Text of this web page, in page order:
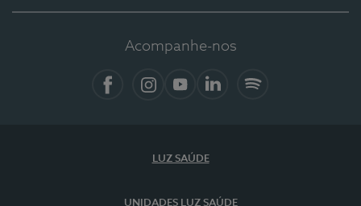
Acompanhe-nos
LUZ SAÚDE
UNIDADES LUZ SAÚDE